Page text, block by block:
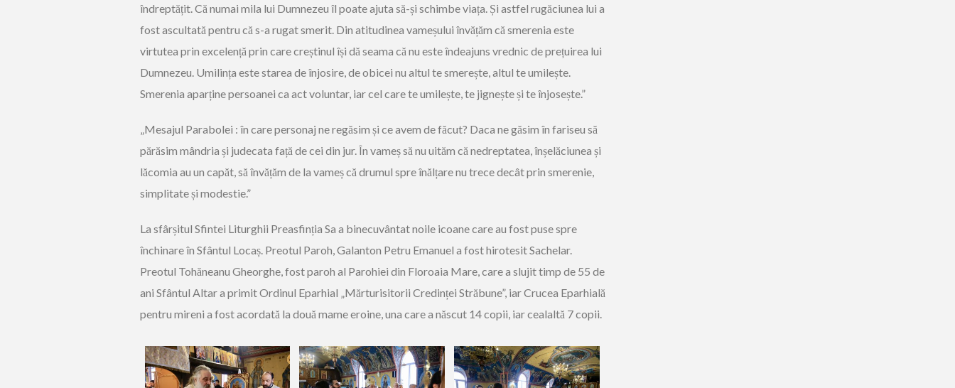
îndreptățit. Că numai mila lui Dumnezeu îl poate ajuta să-și schimbe viața. Și astfel rugăciunea lui a
fost ascultată pentru că s-a rugat smerit. Din atitudinea vameșului învățăm că smerenia este
virtutea prin excelență prin care creștinul își dă seama că nu este îndeajuns vrednic de prețuirea lui
Dumnezeu. Umilința este starea de înjosire, de obicei nu altul te smerește, altul te umilește.
Smerenia aparține persoanei ca act voluntar, iar cel care te umilește, te jignește și te înjosește.”
„Mesajul Parabolei : în care personaj ne regăsim și ce avem de făcut? Daca ne găsim în fariseu să
părăsim mândria și judecata față de cei din jur. În vameș să nu uităm că nedreptatea, înșelăciunea și
lăcomia au un capăt, să învățăm de la vameș că drumul spre înălțare nu trece decât prin smerenie,
simplitate și modestie.”
La sfârșitul Sfintei Liturghii Preasfinția Sa a binecuvântat noile icoane care au fost puse spre
închinare în Sfântul Locaș. Preotul Paroh, Galanton Petru Emanuel a fost hirotesit Sachelar.
Preotul Tohăneanu Gheorghe, fost paroh al Parohiei din Floroaia Mare, care a slujit timp de 55 de
ani Sfântul Altar a primit Ordinul Eparhial „Mărturisitorii Credinței Străbune”, iar Crucea Eparhială
pentru mireni a fost acordată la două mame eroine, una care a născut 14 copii, iar cealaltă 7 copii.